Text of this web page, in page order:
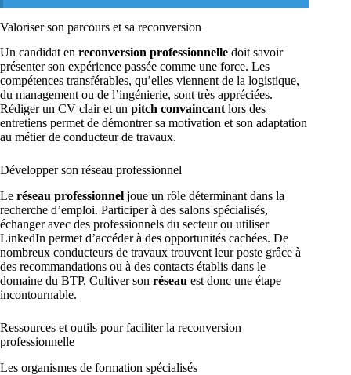
Valoriser son parcours et sa reconversion
Un candidat en reconversion professionnelle doit savoir
présenter son expérience passée comme une force. Les
compétences transférables, qu’elles viennent de la logistique,
du management ou de l’ingénierie, sont très appréciées.
Rédiger un CV clair et un pitch convaincant lors des
entretiens permet de démontrer sa motivation et son adaptation
au métier de conducteur de travaux.
Développer son réseau professionnel
Le réseau professionnel joue un rôle déterminant dans la
recherche d’emploi. Participer à des salons spécialisés,
échanger avec des professionnels du secteur ou utiliser
LinkedIn permet d’accéder à des opportunités cachées. De
nombreux conducteurs de travaux trouvent leur poste grâce à
des recommandations ou à des contacts établis dans le
domaine du BTP. Cultiver son réseau est donc une étape
incontournable.
Ressources et outils pour faciliter la reconversion
professionnelle
Les organismes de formation spécialisés